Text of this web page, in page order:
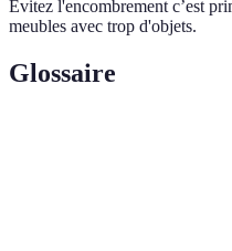
Évitez l'encombrement c’est
meubles avec trop d'objets.
Glossaire